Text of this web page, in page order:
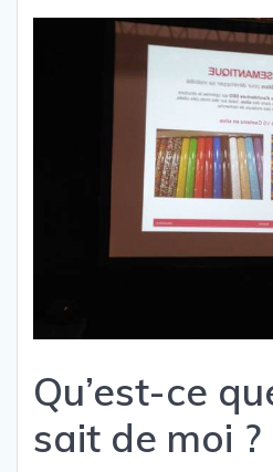
Qu’est-ce
sait de moi ?